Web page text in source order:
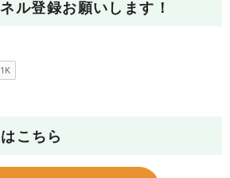
ル登録お願いします！
こちら